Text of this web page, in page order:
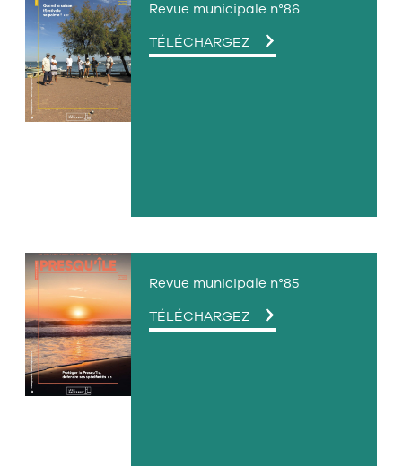
Revue municipale n°86
TÉLÉCHARGEZLE
FICHIER
Revue municipale n°85
TÉLÉCHARGEZLE
FICHIER